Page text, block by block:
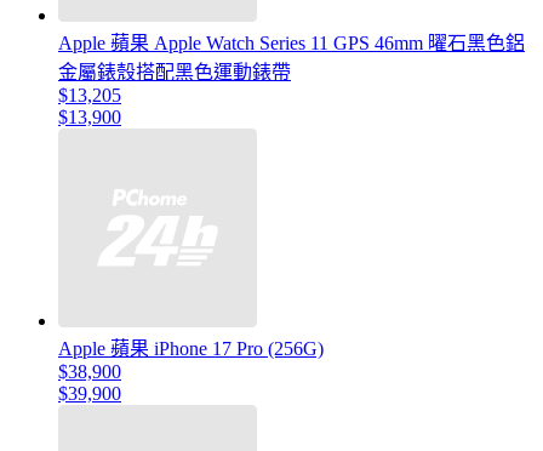
Apple 蘋果 Apple Watch Series 11 GPS 46mm 曜石黑色鋁
金屬錶殼搭配黑色運動錶帶
$13,205
$13,900
Apple 蘋果 iPhone 17 Pro (256G)
$38,900
$39,900